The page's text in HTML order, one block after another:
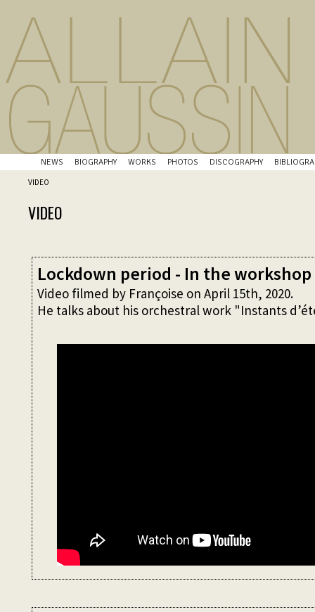
NEWS BIOGRAPHY WORKS PHOTOS DISCOGRAPHY
VIDEO
VIDEO
Lockdown period - In the workshop
Video filmed by Françoise on April 15th, 2020.
He talks about his orchestral work "Instants